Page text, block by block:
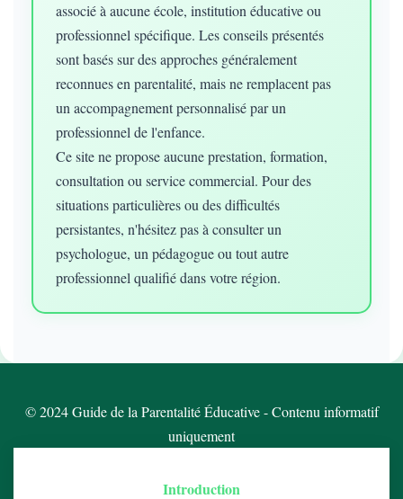
associé à aucune école, institution éducative ou
professionnel spécifique. Les conseils présentés
sont basés sur des approches généralement
reconnues en parentalité, mais ne remplacent pas
un accompagnement personnalisé par un
professionnel de l'enfance.
Ce site ne propose aucune prestation, formation,
consultation ou service commercial. Pour des
situations particulières ou des difficultés
persistantes, n'hésitez pas à consulter un
psychologue, un pédagogue ou tout autre
professionnel qualifié dans votre région.
© 2024 Guide de la Parentalité Éducative - Contenu informatif
uniquement
Introduction